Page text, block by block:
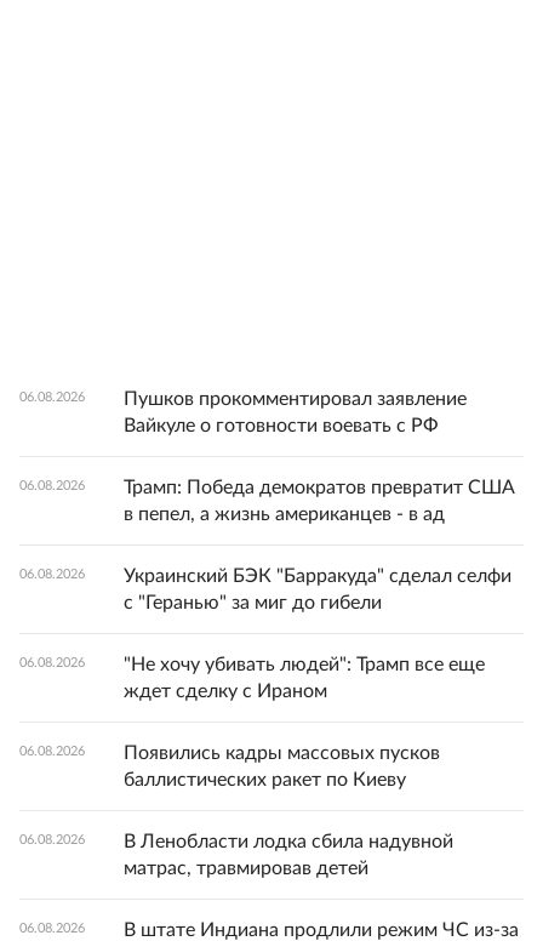
06.08.2026
Пушков прокомментировал заявление
Вайкуле о готовности воевать с РФ
06.08.2026
Трамп: Победа демократов превратит США
в пепел, а жизнь американцев - в ад
06.08.2026
Украинский БЭК "Барракуда" сделал селфи
с "Геранью" за миг до гибели
06.08.2026
"Не хочу убивать людей": Трамп все еще
ждет сделку с Ираном
06.08.2026
Появились кадры массовых пусков
баллистических ракет по Киеву
06.08.2026
В Ленобласти лодка сбила надувной
матрас, травмировав детей
06.08.2026
В штате Индиана продлили режим ЧС из-за